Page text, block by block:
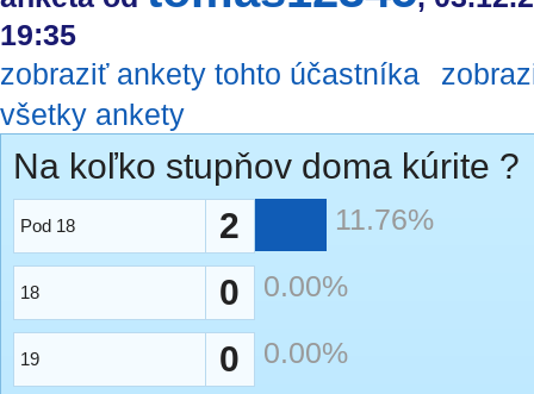
19:35
zobraziť ankety tohto účastníka
všetky ankety
Na koľko stupňov doma kúrite ?
Pod 18 2 11.76%
18 0 0.00%
19 0 0.00%